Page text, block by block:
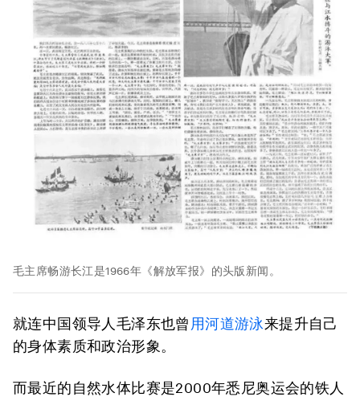
毛主席畅游长江是1966年《解放军报》的头版新闻。
就连中国领导人毛泽东也曾 用河道游泳来提升自己
的身体素质和政治形象。
而最近的自然水体比赛是2000年悉尼奥运会的铁人